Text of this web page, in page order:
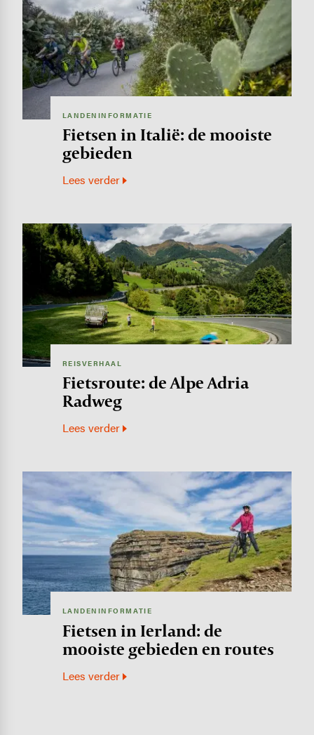
LANDENINFORMATIE
Fietsen in Italië: de mooiste
gebieden
Lees verder
Image
REISVERHAAL
Fietsroute: de Alpe Adria
Radweg
Lees verder
Image
LANDENINFORMATIE
Fietsen in Ierland: de
mooiste gebieden en routes
Lees verder